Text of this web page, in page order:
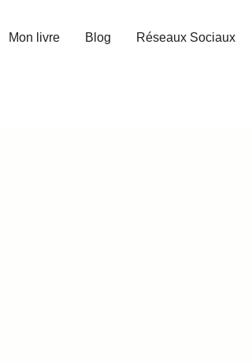
Mon livre Blog Réseaux Sociaux